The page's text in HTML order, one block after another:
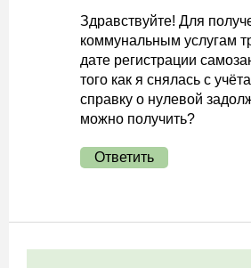
Здравствуйте! Для
коммунальным услугам
дате регистрации
того как я снялась с
справку о нулевой
можно получить?
Ответить